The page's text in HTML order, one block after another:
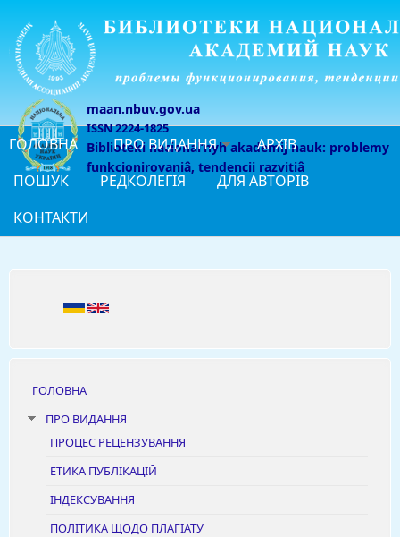
maan.nbuv.gov.ua
ISSN 2224-1825
Biblioteki nacionalʹnyh akademij nauk: problemy
funkcionirovaniâ, tendencii razvitiâ
ГОЛОВНА ПРО ВИДАННЯ
АРХІВ
ПОШУК
РЕДКОЛЕГІЯ
ДЛЯ АВТОРІВ
КОНТАКТИ
ГОЛОВНА
ПРО ВИДАННЯ
ПРОЦЕС РЕЦЕНЗУВАННЯ
ЕТИКА ПУБЛІКАЦІЙ
ІНДЕКСУВАННЯ
ПОЛІТИКА ЩОДО ПЛАГІАТУ